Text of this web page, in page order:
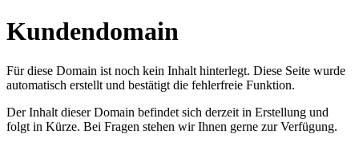
Kundendomain
Für diese Domain ist noch kein Inhalt hinterlegt. Diese Seite wurde
automatisch erstellt und bestätigt die fehlerfreie Funktion.
Der Inhalt dieser Domain befindet sich derzeit in Erstellung und
folgt in Kürze. Bei Fragen stehen wir Ihnen gerne zur Verfügung.